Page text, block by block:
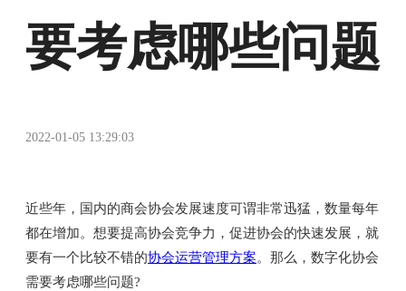
要考虑哪些问题
2022-01-05 13:29:03
近些年，国内的商会协会发展速度可谓非常迅猛，数量每年
都在增加。想要提高协会竞争力，促进协会的快速发展，就
要有一个比较不错的协会运营管理方案。那么，数字化协会
需要考虑哪些问题?